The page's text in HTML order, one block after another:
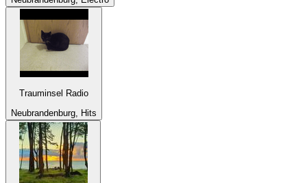
Trauminsel Radio
Neubrandenburg, Hits